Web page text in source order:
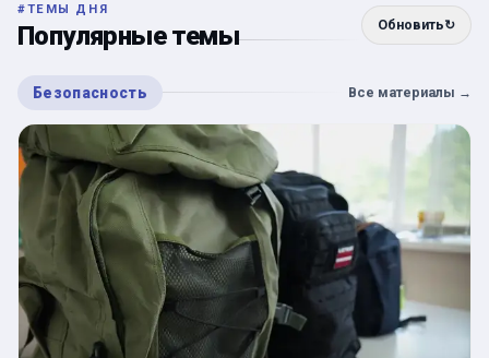
#ТЕМЫ ДНЯ
Популярные темы Обновить↻
Безопасность Все материалы →